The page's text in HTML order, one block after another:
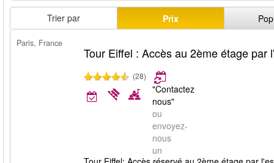
Trier par Prix
Paris, France
Tour Eiffel : Accès au 2ème étage par
(28)
"Contactez
nous"
ou
envoyez-
nous
un